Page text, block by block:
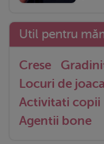
Util pentru
Crese
Locuri de joaca
Activitati copii
Agentii bone